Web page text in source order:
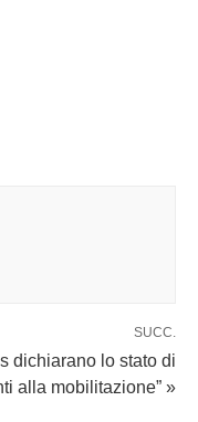
SUCC.
dichiarano lo stato di
alla mobilitazione” »